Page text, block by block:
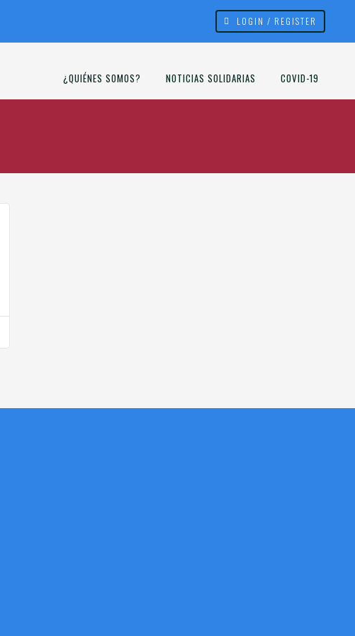
LOGIN / REGISTER
¿QUIÉNES SOMOS? NOTICIAS SOLIDARIAS COVID-19